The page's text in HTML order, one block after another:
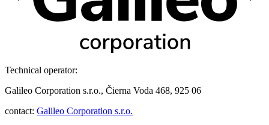
Technical operator:
Galileo Corporation s.r.o., Čierna Voda 468, 925 06
contact: Galileo Corporation s.r.o.